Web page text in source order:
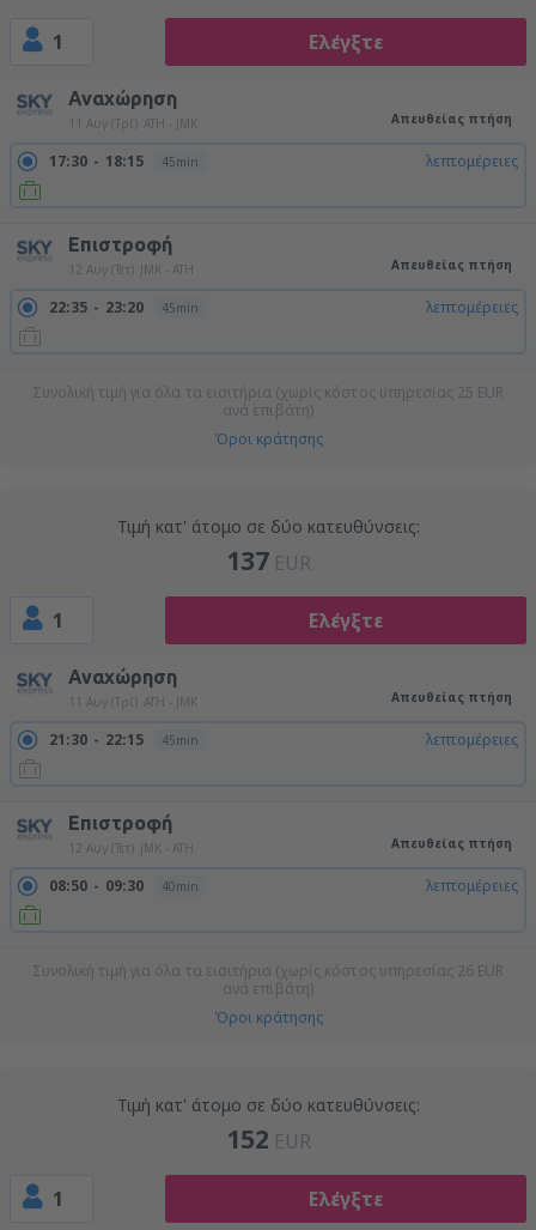
1 Ελέγξτε
Αναχώρηση
11 Αυγ (Τρί) ATH - JMK Απευθείας πτήση
17:30 18:15 45min λεπτομέρειες
Επιστροφή
12 Αυγ (Τετ) JMK - ATH Απευθείας πτήση
22:35 23:20 45min λεπτομέρειες
Συνολική τιμή για όλα τα εισιτήρια (χωρίς κόστος υπηρεσίας 25 EUR
ανά επιβάτη)
Όροι κράτησης
Τιμή κατ' άτομο σε δύο κατευθύνσεις:
137 EUR
1 Ελέγξτε
Αναχώρηση
11 Αυγ (Τρί) ATH - JMK Απευθείας πτήση
21:30 22:15 45min λεπτομέρειες
Επιστροφή
12 Αυγ (Τετ) JMK - ATH Απευθείας πτήση
08:50 09:30 40min λεπτομέρειες
Συνολική τιμή για όλα τα εισιτήρια (χωρίς κόστος υπηρεσίας 26 EUR
ανά επιβάτη)
Όροι κράτησης
Τιμή κατ' άτομο σε δύο κατευθύνσεις:
152 EUR
1 Ελέγξτε